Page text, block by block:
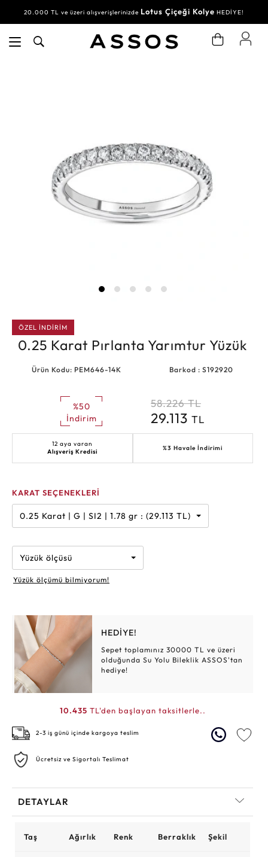
20.000 TL ve üzeri alışverişlerinizde Lotus Çiçeği Kolye HEDİYE!
ÖZEL İNDİRİM
0.25 Karat Pırlanta Yarımtur Yüzük
Ürün Kodu: PEM646-14K Barkod : S192920
%50
İndirim
58.226 TL
29.113 TL
12 aya varan
Alışveriş Kredisi
%3 Havale İndirimi
KARAT SEÇENEKLERİ
0.25 Karat | G | SI2 | 1.78 gr : (29.113 TL)
Yüzük ölçüsü
Yüzük ölçümü bilmiyorum!
HEDİYE!
Sepet toplamınız 30000 TL ve üzeri
olduğunda Su Yolu Bileklik ASSOS'tan
hediye!
10.435 TL'den başlayan taksitlerle..
2-3 iş günü içinde kargoya teslim
Ücretsiz ve Sigortalı Teslimat
DETAYLAR
Taş Ağırlık Renk Berraklık Şekil